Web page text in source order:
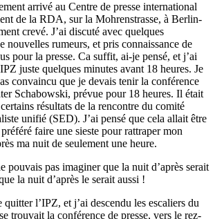
arrivé au Centre de presse international
de la RDA, sur la Mohrenstrasse, à Berlin-
crevé. J’ai discuté avec quelques
nouvelles rumeurs, et pris connaissance de
pour la presse. Ca suffit, ai-je pensé, et j’ai
juste quelques minutes avant 18 heures. Je
convaincu que je devais tenir la conférence
Schabowski, prévue pour 18 heures. Il était
résultats de la rencontre du comité
unifié (SED). J’ai pensé que cela allait être
faire une sieste pour rattraper mon
ma nuit de seulement une heure.
pouvais pas imaginer que la nuit d’après serait
la nuit d’après le serait aussi !
quitter l’IPZ, et j’ai descendu les escaliers du
trouvait la conférence de presse, vers le rez-